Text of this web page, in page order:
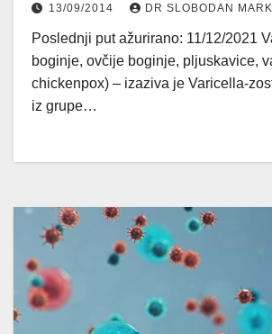
13/09/2014 DR SLOBODAN
Poslednji put ažurirano: 11/12/2021
boginje, ovčije boginje, pljuskavice,
chickenpox) – izaziva je Varicella-
iz grupe…